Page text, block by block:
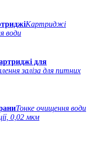
Картриджі
води
для
заліза для питних
Тонке очищення води
0,02 мкм